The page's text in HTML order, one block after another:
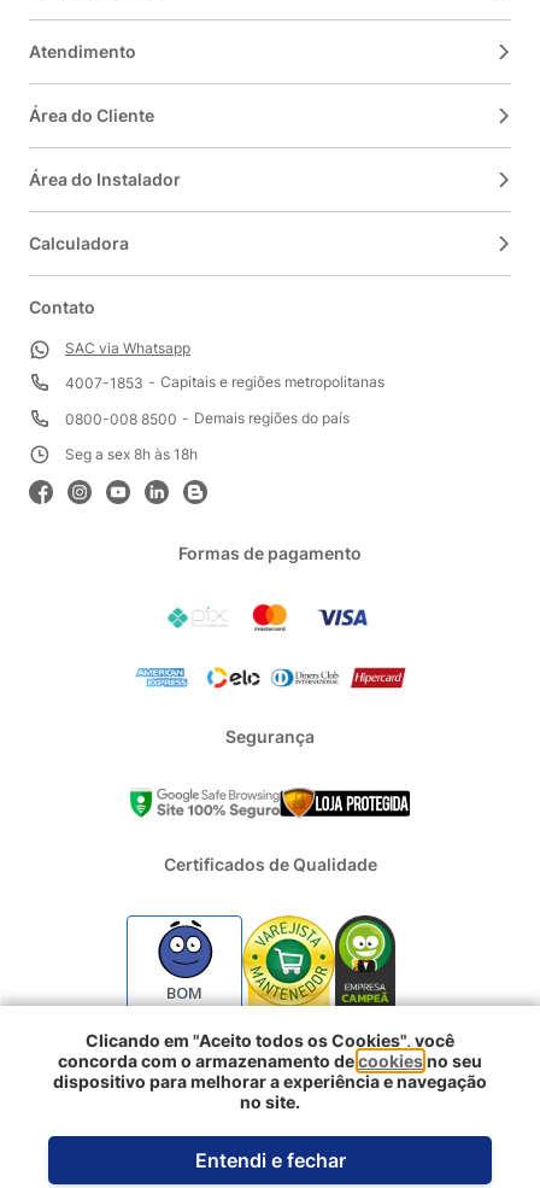
Atendimento
Área do Cliente
Área do Instalador
Calculadora
Contato
SAC via Whatsapp
4007-1853
Capitais e regiões metropolitanas
0800-008 8500
Demais regiões do país
Seg a sex 8h às 18h
Formas de pagamento
Segurança
Certificados de Qualidade
BOM
2024 - Todos os direitos reservados | REFRIGERACAO DUFRIO
COMERCIO E IMPORTACAO S.A. | CNPJ : 01.754.239/0001-10 |
Porto Alegre RS - CEP: 90230-011
Clicando em "Aceito todos os Cookies", você
concorda com o armazenamento decookiesno seu
dispositivo para melhorar a experiência e navegação
no site.
Entendi e fechar